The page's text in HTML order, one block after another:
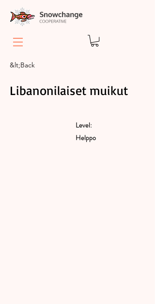
&lt;Back
Libanonilaiset muikut
Level:
Helppo